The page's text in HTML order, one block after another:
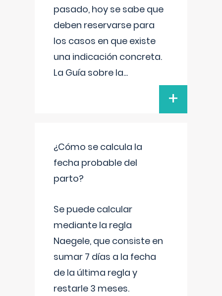
pasado, hoy se sabe que
deben reservarse para
los casos en que existe
una indicación concreta.
La Guía sobre la...
+
¿Cómo se calcula la
fecha probable del
parto?
Se puede calcular
mediante la regla
Naegele, que consiste en
sumar 7 días a la fecha
de la última regla y
restarle 3 meses.